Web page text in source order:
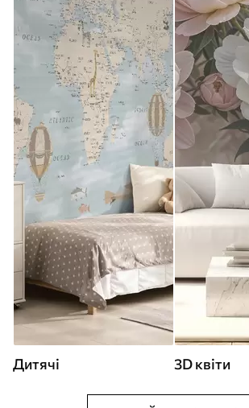
Дитячі 3D квіти